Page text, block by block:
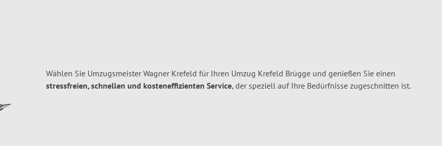
Wählen Sie Umzugsmeister Wagner Krefeld für Ihren Umzug Krefeld Brügge und genießen Sie einen
stressfreien, schnellen und kosteneffizienten Service, der speziell auf Ihre Bedürfnisse zugeschnitten ist.